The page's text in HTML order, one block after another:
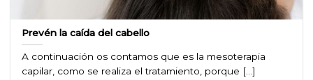
Prevén la caída del cabello
A continuación os contamos que es la mesoterapia
capilar, como se realiza el tratamiento, porque [...]